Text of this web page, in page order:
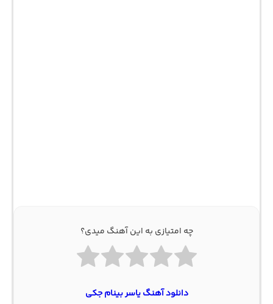
چه امتیازی به این آهنگ میدی؟
دانلود آهنگ یاسر بینام جکی